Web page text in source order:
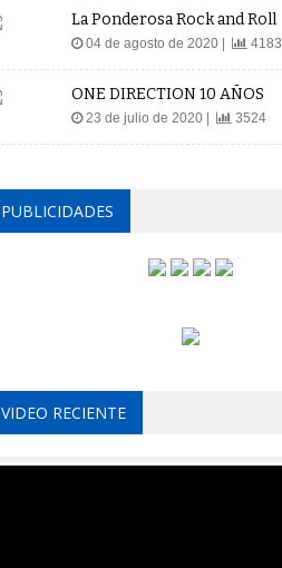
La Ponderosa Rock and Roll
04 de agosto de 2020 | 4183
ONE DIRECTION 10 AÑOS
23 de julio de 2020 | 3524
PUBLICIDADES
VIDEO RECIENTE